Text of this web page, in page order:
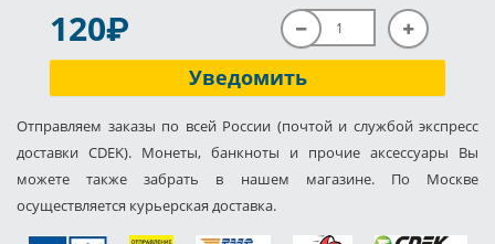
120P
Уведомить
Отправляем заказы по всей России (почтой и службой экспресс
доставки CDEK). Монеты, банкноты и прочие аксессуары Вы
можете также забрать в нашем магазине. По Москве
осуществляется курьерская доставка.